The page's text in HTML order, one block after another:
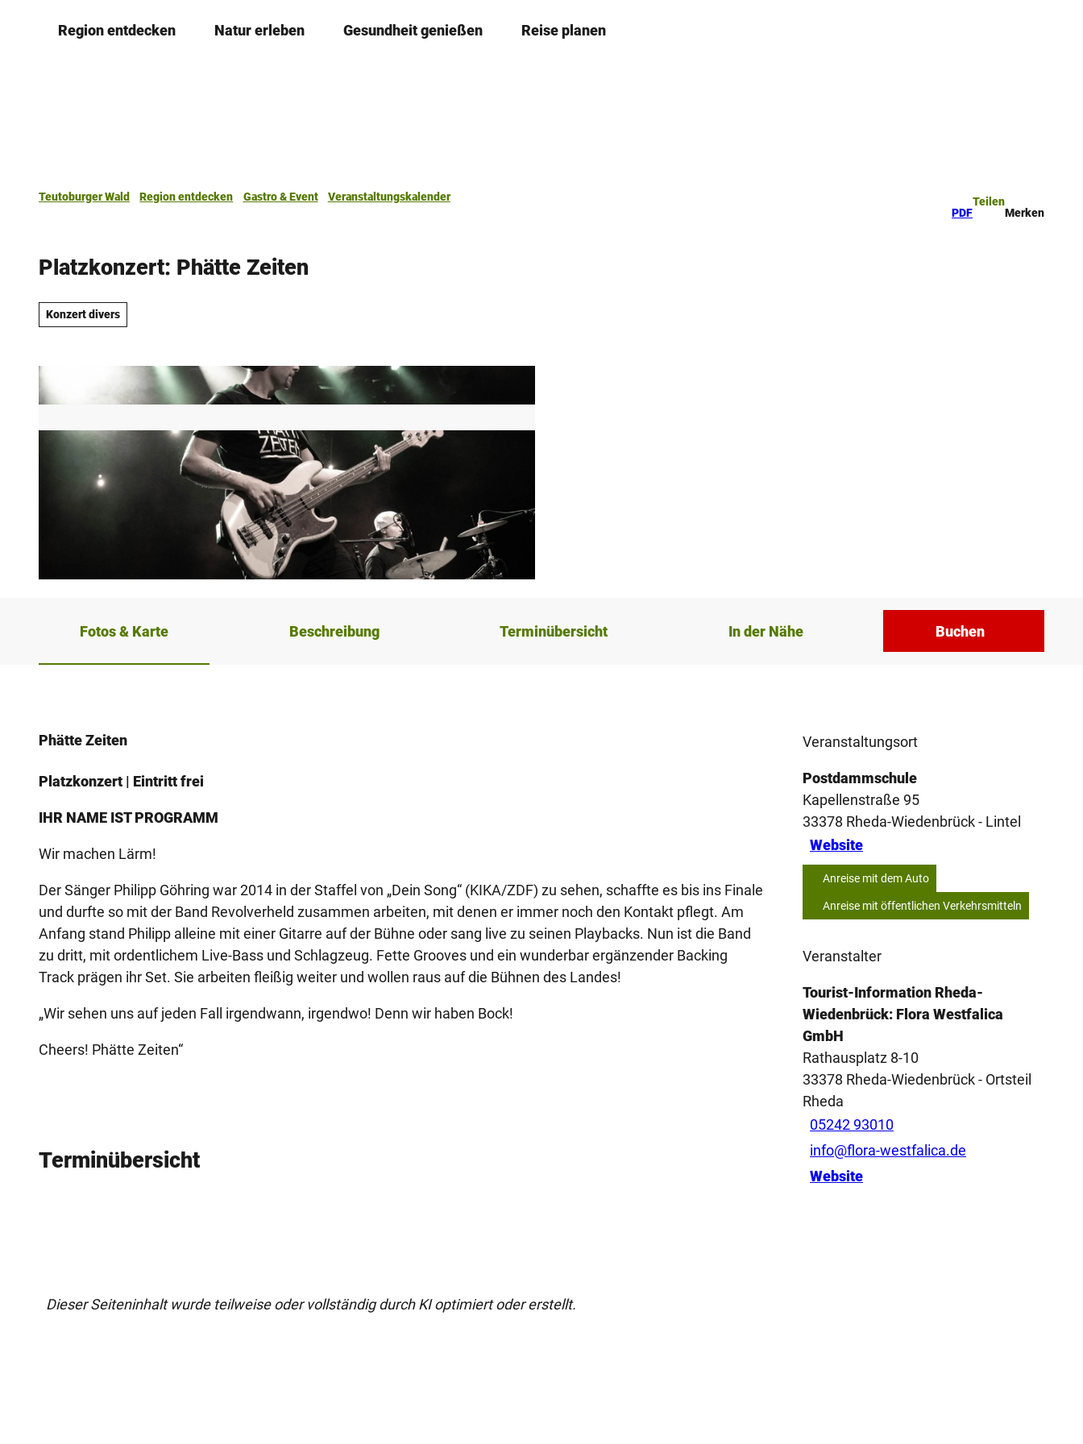
Region entdecken Natur erleben Gesundheit genießen Reise planen
Teutoburger Wald Region entdecken Gastro & Event
Veranstaltungskalender
PDF
Teilen
Merken
Platzkonzert: Phätte Zeiten
Konzert divers
Fotos & Karte Beschreibung Terminübersicht In der Nähe Buchen
Phätte Zeiten
Platzkonzert | Eintritt frei
IHR NAME IST PROGRAMM
Wir machen Lärm!
Der Sänger Philipp Göhring war 2014 in der Staffel von „Dein Song“ (KIKA/ZDF) zu sehen, schaffte es bis ins Finale
und durfte so mit der Band Revolverheld zusammen arbeiten, mit denen er immer noch den Kontakt pflegt. Am
Anfang stand Philipp alleine mit einer Gitarre auf der Bühne oder sang live zu seinen Playbacks. Nun ist die Band
zu dritt, mit ordentlichem Live-Bass und Schlagzeug. Fette Grooves und ein wunderbar ergänzender Backing
Track prägen ihr Set. Sie arbeiten fleißig weiter und wollen raus auf die Bühnen des Landes!
„Wir sehen uns auf jeden Fall irgendwann, irgendwo! Denn wir haben Bock!
Cheers! Phätte Zeiten“
Terminübersicht
Dieser Seiteninhalt wurde teilweise oder vollständig durch KI optimiert oder erstellt.
Veranstaltungsort
Postdammschule
Kapellenstraße 95
33378 Rheda-Wiedenbrück- Lintel
Website
Anreise mit dem Auto
Anreise mit öffentlichen Verkehrsmitteln
Veranstalter
Tourist-Information Rheda-
Wiedenbrück: Flora Westfalica
GmbH
Rathausplatz 8-10
33378 Rheda-Wiedenbrück- Ortsteil
Rheda
05242 93010
info@flora-westfalica.de
Website